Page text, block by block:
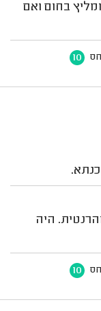
בחום ואם
10
היה
10